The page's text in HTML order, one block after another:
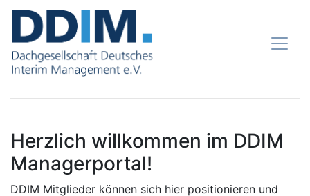
Herzlich willkommen im DDIM
Managerportal!
DDIM Mitglieder können sich hier positionieren und